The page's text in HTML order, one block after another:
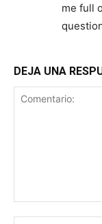
me full
DEJA UNA